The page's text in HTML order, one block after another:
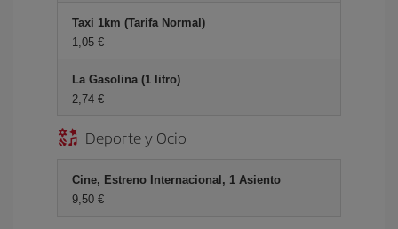
Taxi 1km (Tarifa Normal)
1,05
La Gasolina (1 litro)
2,74
Deporte y Ocio
Cine, Estreno Internacional, 1 Asiento
9,50